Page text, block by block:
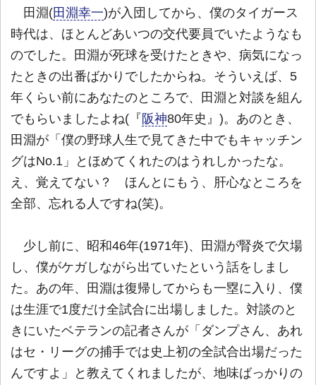
田淵(田淵幸一)が入団してから、僕のタイガース
時代は、ほとんどあいつの交代要員でいたようなも
のでした。田淵が死球を受けたときや、病気になっ
たときの出番ばかりでしたからね。そういえば、5
年くらい前にあなたのところで、田淵と対談を組ん
でもらいましたよね(『阪神80年史』)。あのとき、
田淵が「僕の野球人生で見てきた中でもキャッチン
グはNo.1」とほめてくれたのはうれしかったな。
え、覚えてない？ ほんとにもう、肝心なところを
全部、忘れる人ですね(笑)。
少し前に、昭和46年(1971年)、田淵が腎炎で欠場
し、僕がケガしながら出ていたという話をしまし
た。あの年、田淵は復帰してからも一塁に入り、僕
は生涯で1度だけ全試合に出場しました。対談のと
きにいたベテランの記者さんが「ダンプさん、あれ
はセ・リーグの捕手では史上初の全試合出場だった
んですよ」と教えてくれましたが、地味ばっかりの